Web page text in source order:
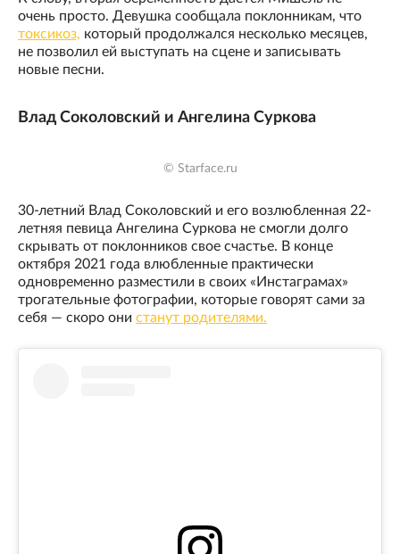
очень просто. Девушка сообщала поклонникам, что
токсикоз, который продолжался несколько месяцев,
не позволил ей выступать на сцене и записывать
новые песни.
Влад Соколовский и Ангелина Суркова
© Starface.ru
30-летний Влад Соколовский и его возлюбленная 22-
летняя певица Ангелина Суркова не смогли долго
скрывать от поклонников свое счастье. В конце
октября 2021 года влюбленные практически
одновременно разместили в своих «Инстаграмах»
трогательные фотографии, которые говорят сами за
себя — скоро они станут родителями.